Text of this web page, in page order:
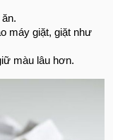
máy giặt, giặt như
màu lâu hơn.